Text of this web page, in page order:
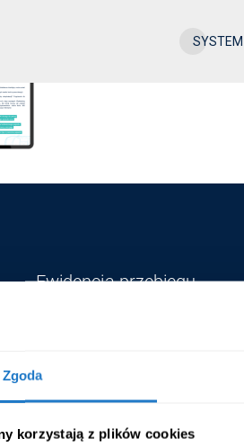
Zgoda
korzystają z plików cookies
SYSTEM
Ewidencja przebiegu